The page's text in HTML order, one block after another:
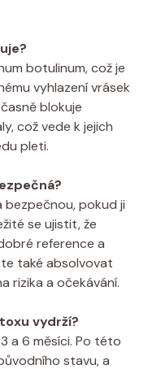
botulinum, což je
vyhlazení vrásek
blokuje
což vede k jejich
pleti.
bezpečnou, pokud ji
se ujistit, že
reference a
také absolvovat
rizika a očekávání.
vydrží?
a 6 měsíci. Po této
stavu, a